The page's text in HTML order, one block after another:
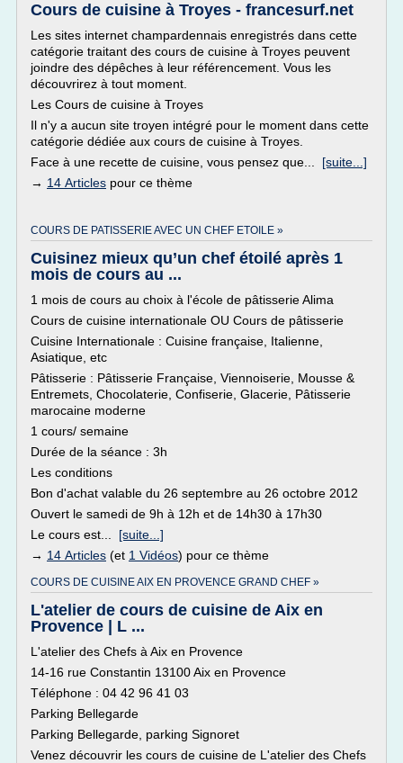
Cours de cuisine à Troyes - francesurf.net
Les sites internet champardennais enregistrés dans cette
catégorie traitant des cours de cuisine à Troyes peuvent
joindre des dépêches à leur référencement. Vous les
découvrirez à tout moment.
Les Cours de cuisine à Troyes
Il n'y a aucun site troyen intégré pour le moment dans cette
catégorie dédiée aux cours de cuisine à Troyes.
Face à une recette de cuisine, vous pensez que... [suite...]
→ 14 Articles pour ce thème
COURS DE PATISSERIE AVEC UN CHEF ETOILE »
Cuisinez mieux qu’un chef étoilé après 1
mois de cours au ...
1 mois de cours au choix à l'école de pâtisserie Alima
Cours de cuisine internationale OU Cours de pâtisserie
Cuisine Internationale : Cuisine française, Italienne,
Asiatique, etc
Pâtisserie : Pâtisserie Française, Viennoiserie, Mousse &
Entremets, Chocolaterie, Confiserie, Glacerie, Pâtisserie
marocaine moderne
1 cours/ semaine
Durée de la séance : 3h
Les conditions
Bon d'achat valable du 26 septembre au 26 octobre 2012
Ouvert le samedi de 9h à 12h et de 14h30 à 17h30
Le cours est... [suite...]
→ 14 Articles (et 1 Vidéos) pour ce thème
COURS DE CUISINE AIX EN PROVENCE GRAND CHEF »
L'atelier de cours de cuisine de Aix en
Provence | L ...
L'atelier des Chefs à Aix en Provence
14-16 rue Constantin 13100 Aix en Provence
Téléphone : 04 42 96 41 03
Parking Bellegarde
Parking Bellegarde, parking Signoret
Venez découvrir les cours de cuisine de L'atelier des Chefs